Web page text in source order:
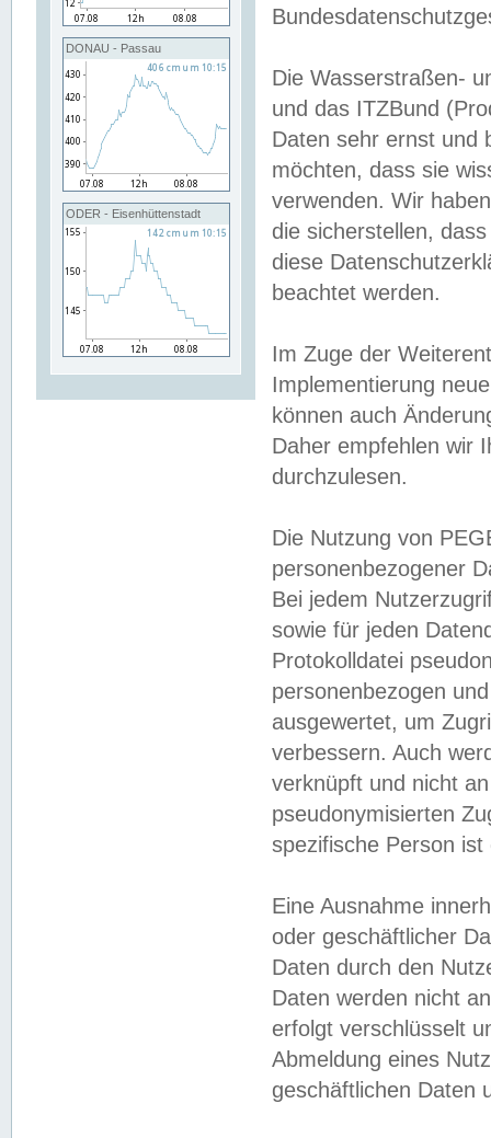
DONAU - Passau
ODER - Eisenhüttenstadt
Die Wasserstraßen-
und das ITZBund
Daten sehr ernst und
möchten, dass sie
verwenden. Wir
die sicherstellen,
diese
beachtet werden.
Im Zuge der
Implementierung
können auch
Daher empfehlen wir
durchzulesen.
Die Nutzung von
personenbezogener
Bei jedem
sowie für jeden
Protokolldatei
personenbezogen
ausgewertet, um
verbessern. Auch
verknüpft und nicht
pseudonymisierten
spezifische Person
Eine Ausnahme
oder geschäftlicher
Daten durch den
Daten werden nicht
erfolgt verschlüsselt
Abmeldung eines
geschäftlichen Daten